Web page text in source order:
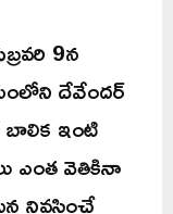
9న
దేవేందర్
బాలిక ఇంటి
ఎంత వెతికినా
నివసించే